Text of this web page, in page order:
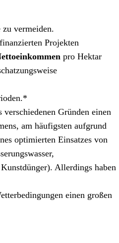
vermeiden.
Projekten
pro Hektar
Gründen einen
am häufigsten aufgrund
optimierten Einsatzes von
Allerdings haben
einen großen